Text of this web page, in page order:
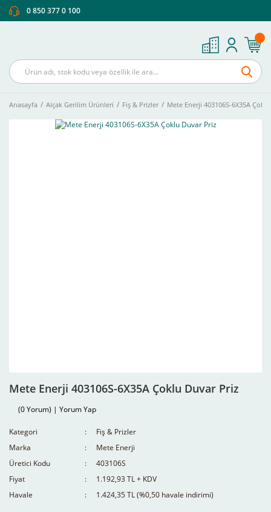
0 850 377 0 100
Anasayfa Alçak Gerilim Ürünleri Fiş & Prizler Mete Enerji 403106S-6X35A
Mete Enerji 403106S-6X35A Çoklu Duvar Priz
(0 Yorum) | Yorum Yap
Kategori
Fiş & Prizler
Marka
Mete Enerji
Üretici Kodu
403106S
Fiyat
1.192,93 TL + KDV
Havale
1.424,35 TL (%0,50 havale indirimi)